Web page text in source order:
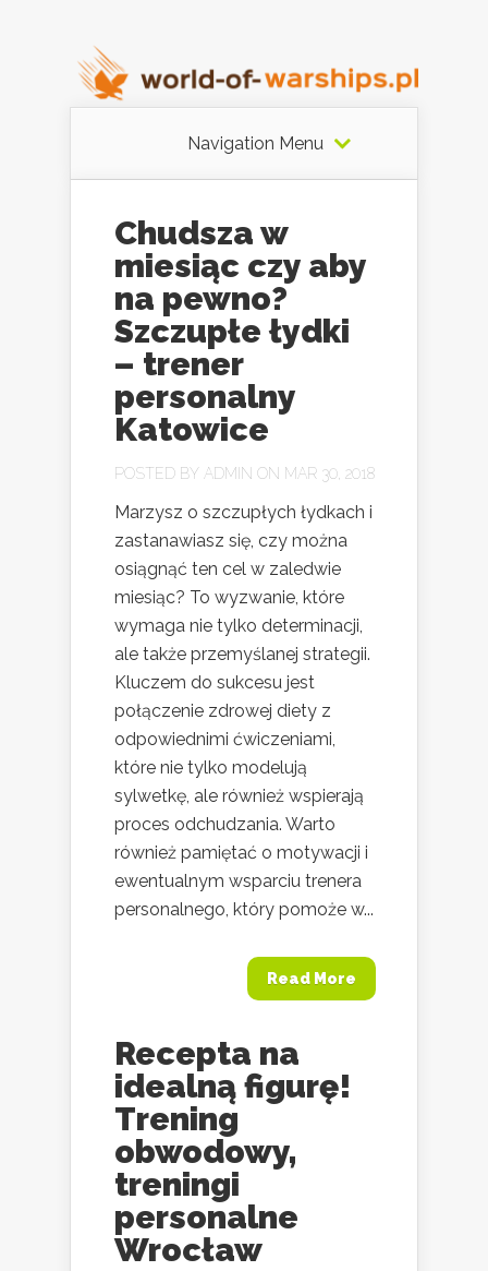
Navigation Menu
Chudsza w
miesiąc czy aby
na pewno?
Szczupłe łydki
– trener
personalny
Katowice
POSTED BY ADMIN ON MAR 30, 2018
Marzysz o szczupłych łydkach i
zastanawiasz się, czy można
osiągnąć ten cel w zaledwie
miesiąc? To wyzwanie, które
wymaga nie tylko determinacji,
ale także przemyślanej strategii.
Kluczem do sukcesu jest
połączenie zdrowej diety z
odpowiednimi ćwiczeniami,
które nie tylko modelują
sylwetkę, ale również wspierają
proces odchudzania. Warto
również pamiętać o motywacji i
ewentualnym wsparciu trenera
personalnego, który pomoże w...
Read More
Recepta na
idealną figurę!
Trening
obwodowy,
treningi
personalne
Wrocław